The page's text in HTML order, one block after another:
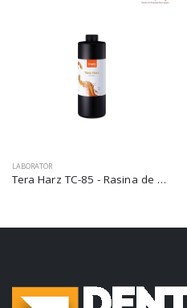
LABORATOR
Tera Harz TC-85 - Rasina de printare